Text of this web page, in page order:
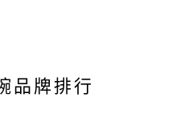
品牌排行